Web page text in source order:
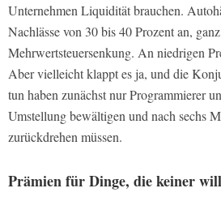
Unternehmen Liquidität brauchen.
Nachlässe von 30 bis 40 Prozent an,
Mehrwertsteuersenkung. An niedrigen
Aber vielleicht klappt es ja, und die
tun haben zunächst nur Programmierer
Umstellung bewältigen und nach sechs
zurückdrehen müssen.
Prämien für Dinge, die keiner will